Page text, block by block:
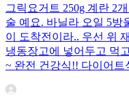
그릭요거트 250g 계란 2
술 예요. 바닐라 오일 5방
이 도착전이라.. 우선 위
냉동장고에 넣어두고 먹
~ 완전 건강식!! 다이어트